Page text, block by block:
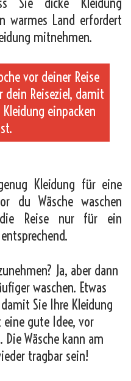
warmes Land erfordert
mitnehmen.
vor deiner Reise
dein Reiseziel, damit
einpacken
Kleidung für eine
du Wäsche waschen
Reise nur für ein
Ja, aber dann
waschen. Etwas
Sie Ihre Kleidung
eine gute Idee, vor
Wäsche kann am
tragbar sein!